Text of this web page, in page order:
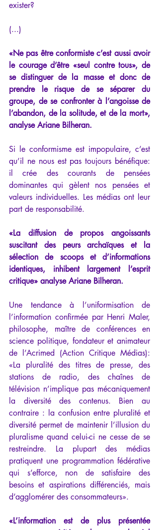
exister?
(...)
«Ne pas être conformiste c’est aussi avoir
le courage d’être «seul contre tous», de
se distinguer de la masse et donc de
prendre le risque de se séparer du
groupe, de se confronter à l’angoisse de
l’abandon, de la solitude, et de la mort»,
analyse Ariane Bilheran.
Si le conformisme est impopulaire, c’est
qu’il ne nous est pas toujours bénéfique:
il crée des courants de pensées
dominantes qui gèlent nos pensées et
valeurs individuelles. Les médias ont leur
part de responsabilité.
«La diffusion de propos angoissants
suscitant des peurs archaïques et la
sélection de scoops et d’informations
identiques, inhibent largement l’esprit
critique» analyse Ariane Bilheran.
Une tendance à l’uniformisation de
l’information confirmée par Henri Maler,
philosophe, maître de conférences en
science politique, fondateur et animateur
de l’Acrimed (Action Critique Médias):
«La pluralité des titres de presse, des
stations de radio, des chaînes de
télévision n’implique pas mécaniquement
la diversité des contenus. Bien au
contraire : la confusion entre pluralité et
diversité permet de maintenir l’illusion du
pluralisme quand celui-ci ne cesse de se
restreindre. La plupart des médias
pratiquent une programmation fédérative
qui s’efforce, non de satisfaire des
besoins et aspirations différenciés, mais
d’agglomérer des consommateurs».
«L’information est de plus présentée